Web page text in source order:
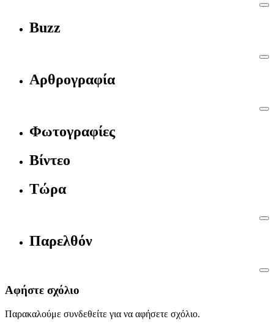
Buzz
Αρθρογραφία
Φωτογραφίες
Βίντεο
Τώρα
Παρελθόν
Αφήστε σχόλιο
Παρακαλούμε συνδεθείτε για να αφήσετε σχόλιο.